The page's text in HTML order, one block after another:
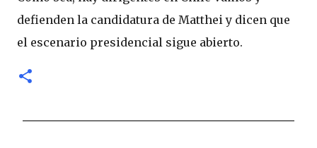
defienden la candidatura de Matthei y dicen que
el escenario presidencial sigue abierto.